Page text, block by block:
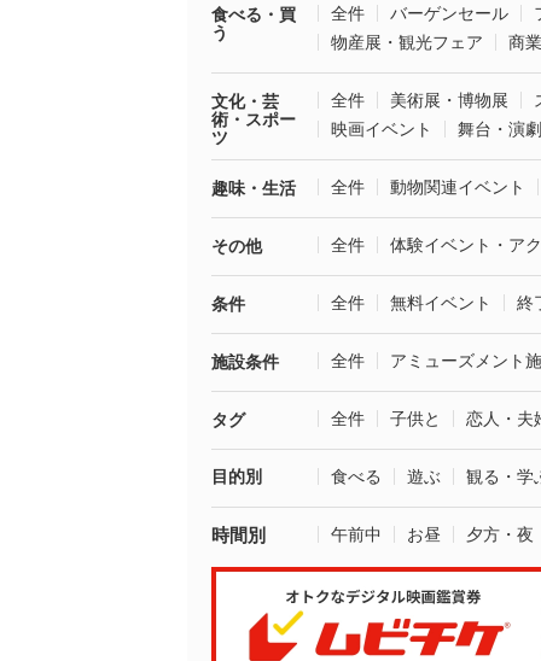
食べる・買
う
全件 バーゲンセール
物産展・観光フェア
商
文化・芸
術・スポー
ツ
全件 美術展・博物展
映画イベント
舞台・演劇
趣味・生活 全件 動物関連イベント
その他 全件 体験イベント・ア
条件 全件 無料イベント 終
施設条件 全件 アミューズメント
タグ 全件 子供と 恋人・夫
目的別 食べる 遊ぶ 観る・学
時間別 午前中 お昼 夕方・夜